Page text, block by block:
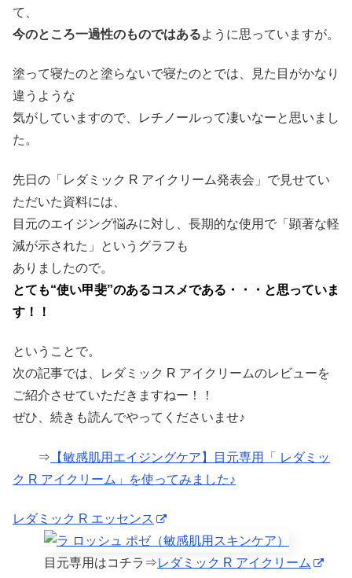
て、
今のところ一過性のものではあるように思っていますが。
塗って寝たのと塗らないで寝たのとでは、見た目がかなり
違うような
気がしていますので、レチノールって凄いなーと思いまし
た。
先日の「レダミック R アイクリーム発表会」で見せてい
ただいた資料には、
目元のエイジング悩みに対し、長期的な使用で「顕著な軽
減が示された」というグラフも
ありましたので。
とても“使い甲斐”のあるコスメである・・・と思っていま
す！！
ということで。
次の記事では、レダミック R アイクリームのレビューを
ご紹介させていただきますねー！！
ぜひ、続きも読んでやってくださいませ♪
⇒ 【敏感肌用エイジングケア】目元専用「 レダミッ
ク R アイクリーム」を使ってみました♪
レダミック R エッセンス
目元専用はコチラ⇒レダミック R アイクリーム